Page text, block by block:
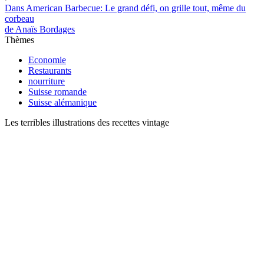
Dans American Barbecue: Le grand défi, on grille tout, même du
corbeau
de Anaïs Bordages
Thèmes
Economie
Restaurants
nourriture
Suisse romande
Suisse alémanique
Les terribles illustrations des recettes vintage